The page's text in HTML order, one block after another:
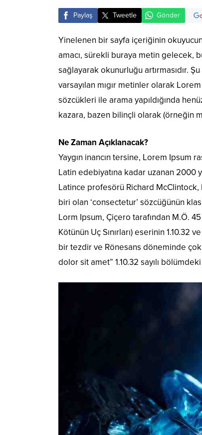
Paylaş Tweetle Gönder
Yinelenen bir sayfa içeriğinin
amacı, sürekli buraya metin gelecek,
sağlayarak okunurluğu artırmasıdır.
varsayılan mıgır metinler olarak
sözcükleri ile arama yapıldığında
kazara, bazen bilinçli olarak (örneğin
Ne Zaman Açıklanacak?
Yaygın inancın tersine, Lorem Ipsum
Latin edebiyatına kadar uzanan 2000
Latince profesörü Richard McClintock,
biri olan ‘consectetur’ sözcüğünün
Lorm Ipsum, Çiçero tarafından M.Ö.
Kötünün Uç Sınırları) eserinin 1.10.32
bir tezdir ve Rönesans döneminde çok
dolor sit amet” 1.10.32 sayılı